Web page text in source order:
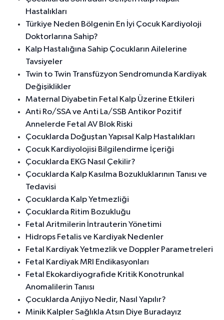
Hastalıkları
Türkiye Neden Bölgenin En İyi Çocuk Kardiyoloji
Doktorlarına Sahip?
Kalp Hastalığına Sahip Çocukların Ailelerine
Tavsiyeler
Twin to Twin Transfüzyon Sendromunda Kardiyak
Değişiklikler
Maternal Diyabetin Fetal Kalp Üzerine Etkileri
Anti Ro/SSA ve Anti La/SSB Antikor Pozitif
Annelerde Fetal AV Blok Riski
Çocuklarda Doğuştan Yapısal Kalp Hastalıkları
Çocuk Kardiyolojisi Bilgilendirme İçeriği
Çocuklarda EKG Nasıl Çekilir?
Çocuklarda Kalp Kasılma Bozukluklarının Tanısı ve
Tedavisi
Çocuklarda Kalp Yetmezliği
Çocuklarda Ritim Bozukluğu
Fetal Aritmilerin İntrauterin Yönetimi
Hidrops Fetalis ve Kardiyak Nedenler
Fetal Kardiyak Yetmezlik ve Doppler Parametreleri
Fetal Kardiyak MRI Endikasyonları
Fetal Ekokardiyografide Kritik Konotrunkal
Anomalilerin Tanısı
Çocuklarda Anjiyo Nedir, Nasıl Yapılır?
Minik Kalpler Sağlıkla Atsın Diye Buradayız